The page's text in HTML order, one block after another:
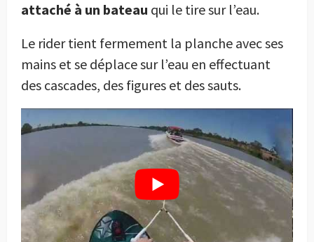
attaché à un bateau qui le tire sur l’eau.
Le rider tient fermement la planche avec ses
mains et se déplace sur l’eau en effectuant
des cascades, des figures et des sauts.